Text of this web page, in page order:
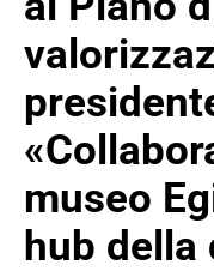
museo
hub della